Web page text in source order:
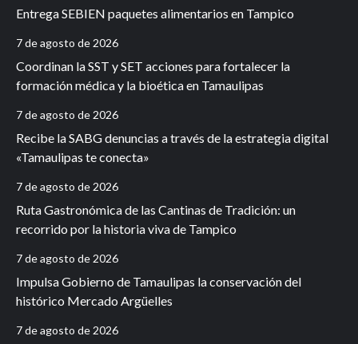
Entrega SEBIEN paquetes alimentarios en Tampico
7 de agosto de 2026
Coordinan la SST y SET acciones para fortalecer la
formación médica y la bioética en Tamaulipas
7 de agosto de 2026
Recibe la SABG denuncias a través de la estrategia digital
«Tamaulipas te conecta»
7 de agosto de 2026
Ruta Gastronómica de las Cantinas de Tradición: un
recorrido por la historia viva de Tampico
7 de agosto de 2026
Impulsa Gobierno de Tamaulipas la conservación del
histórico Mercado Argüelles
7 de agosto de 2026